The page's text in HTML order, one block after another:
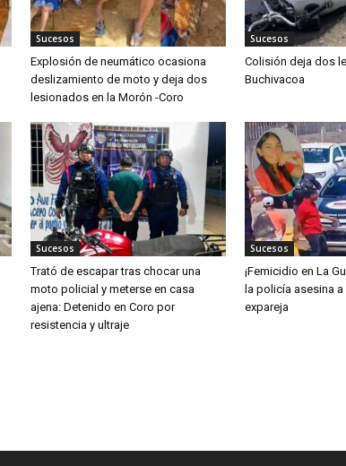
Sucesos
Explosión de neumático ocasiona
deslizamiento de moto y deja dos
lesionados en la Morón -Coro
Sucesos
Colisión deja dos
Buchivacoa
Sucesos
Trató de escapar tras chocar una
moto policial y meterse en casa
ajena: Detenido en Coro por
resistencia y ultraje
Sucesos
¡Femicidio en La
la policía asesina
expareja